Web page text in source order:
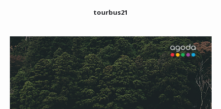
tourbus21